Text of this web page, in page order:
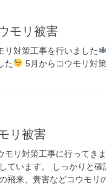
モリ被害
リ対策工事を行いました
た
5月からコウモリ対
リ被害
モリ対策工事に行ってき
ています。 しっかりと
飛来、糞害などコウモ